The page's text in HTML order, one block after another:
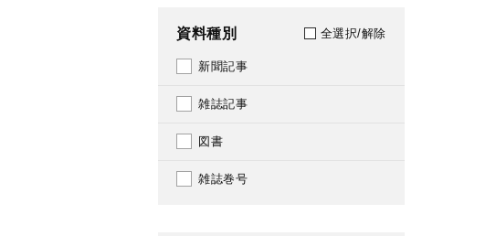
資料種別 全選択/解除
新聞記事
雑誌記事
図書
雑誌巻号